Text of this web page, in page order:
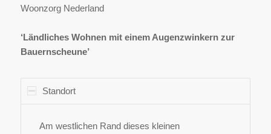
Woonzorg Nederland
‘Ländliches Wohnen mit einem Augenzwinkern zur
Bauernscheune’
Standort
Am westlichen Rand dieses kleinen